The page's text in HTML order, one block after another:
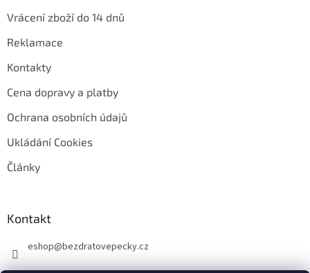
Vrácení zboží do 14 dnů
Reklamace
Kontakty
Cena dopravy a platby
Ochrana osobních údajů
Ukládání Cookies
Články
Kontakt
eshop@bezdratovepecky.cz